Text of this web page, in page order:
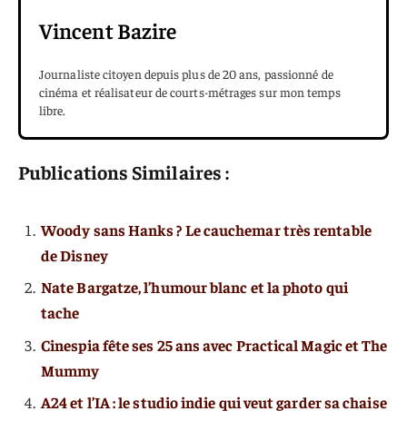
Vincent Bazire
Journaliste citoyen depuis plus de 20 ans, passionné de
cinéma et réalisateur de courts-métrages sur mon temps
libre.
Publications Similaires :
Woody sans Hanks ? Le cauchemar très rentable
de Disney
Nate Bargatze, l’humour blanc et la photo qui
tache
Cinespia fête ses 25 ans avec Practical Magic et The
Mummy
A24 et l’IA : le studio indie qui veut garder sa chaise